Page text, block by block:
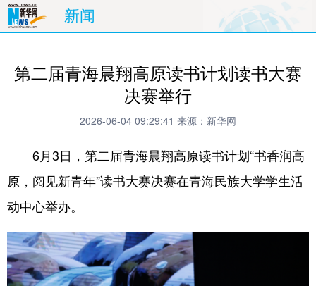
新闻
第二届青海晨翔高原读书计划读书大赛
决赛举行
2026-06-04 09:29:41 来源：新华网
6月3日，第二届青海晨翔高原读书计划“书香润高
原，阅见新青年”读书大赛决赛在青海民族大学学生活
动中心举办。